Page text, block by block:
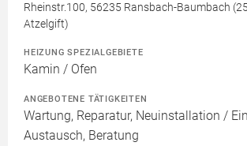
Rheinstr.100, 56235 Ransbach-Baumbach
Atzelgift)
HEIZUNG SPEZIALGEBIETE
Kamin / Ofen
ANGEBOTENE TÄTIGKEITEN
Wartung, Reparatur, Neuinstallation /
Austausch, Beratung